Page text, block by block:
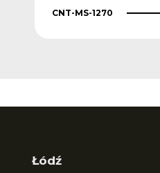
CNT-MS-1270
Łódź